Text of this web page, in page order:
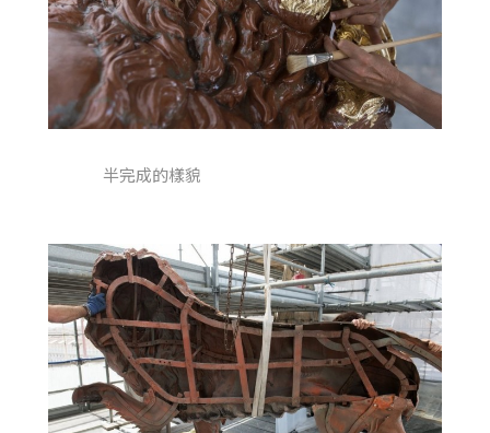
半完成的樣貌